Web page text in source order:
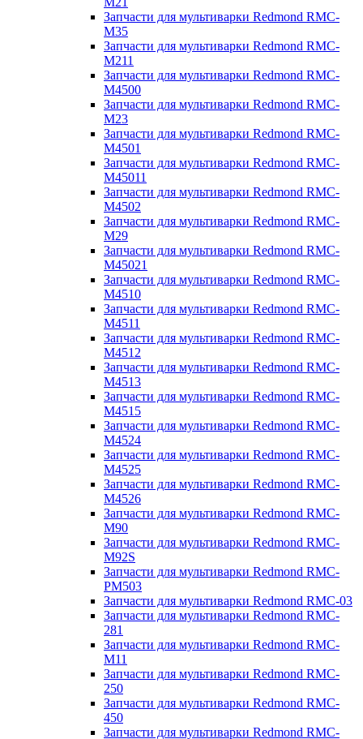
Запчасти для мультиварки Redmond RMC-
M35
Запчасти для мультиварки Redmond RMC-
M211
Запчасти для мультиварки Redmond RMC-
M4500
Запчасти для мультиварки Redmond RMC-
M23
Запчасти для мультиварки Redmond RMC-
M4501
Запчасти для мультиварки Redmond RMC-
M45011
Запчасти для мультиварки Redmond RMC-
M4502
Запчасти для мультиварки Redmond RMC-
M29
Запчасти для мультиварки Redmond RMC-
M45021
Запчасти для мультиварки Redmond RMC-
M4510
Запчасти для мультиварки Redmond RMC-
M4511
Запчасти для мультиварки Redmond RMC-
M4512
Запчасти для мультиварки Redmond RMC-
M4513
Запчасти для мультиварки Redmond RMC-
M4515
Запчасти для мультиварки Redmond RMC-
M4524
Запчасти для мультиварки Redmond RMC-
M4525
Запчасти для мультиварки Redmond RMC-
M4526
Запчасти для мультиварки Redmond RMC-
M90
Запчасти для мультиварки Redmond RMC-
M92S
Запчасти для мультиварки Redmond RMC-
PM503
Запчасти для мультиварки Redmond RMC-03
Запчасти для мультиварки Redmond RMC-
281
Запчасти для мультиварки Redmond RMC-
M11
Запчасти для мультиварки Redmond RMC-
250
Запчасти для мультиварки Redmond RMC-
450
Запчасти для мультиварки Redmond RMC-